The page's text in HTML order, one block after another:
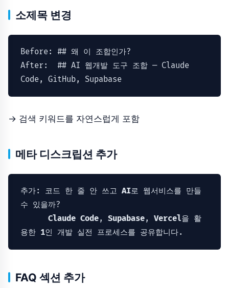
소제목 변경
Before:
## 왜 이 조합인가?
After:
## AI 웹개발 도구 조합 — Claude
Code, GitHub, Supabase
→ 검색 키워드를 자연스럽게 포함
메타 디스크립션 추가
추가: 코드 한 줄 안 쓰고 AI로 웹서비스를 만들
수 있을까?
Claude Code, Supabase, Vercel을 활
용한 1인 개발 실전 프로세스를 공유합니다.
FAQ 섹션 추가